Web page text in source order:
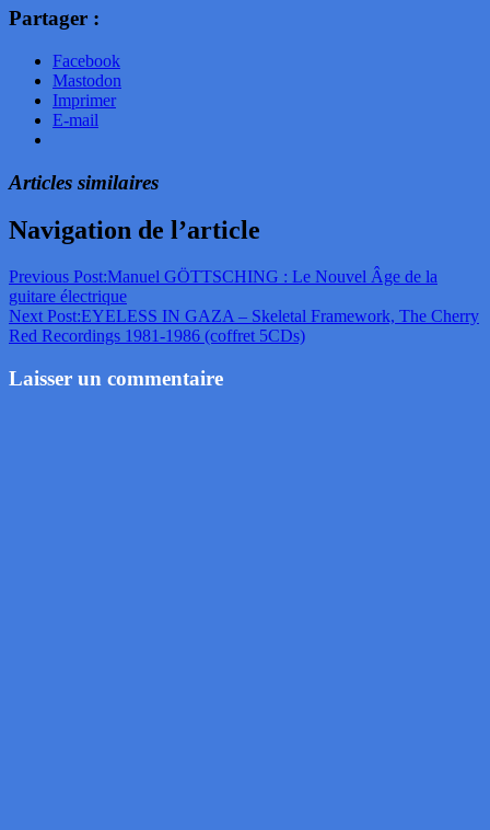
Partager :
Facebook
Mastodon
Imprimer
E-mail
Articles similaires
Navigation de l’article
Previous Post:Manuel GÖTTSCHING : Le Nouvel Âge de la
guitare électrique
Next Post:EYELESS IN GAZA – Skeletal Framework, The Cherry
Red Recordings 1981-1986 (coffret 5CDs)
Laisser un commentaire